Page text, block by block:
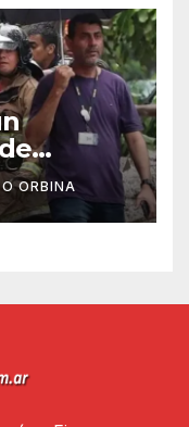
piloto,
la nieta
ORBINA